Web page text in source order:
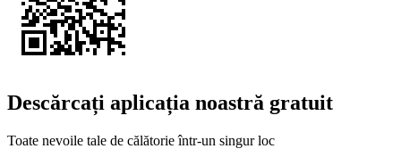
Descărcați aplicația noastră gratuit
Toate nevoile tale de călătorie într-un singur loc